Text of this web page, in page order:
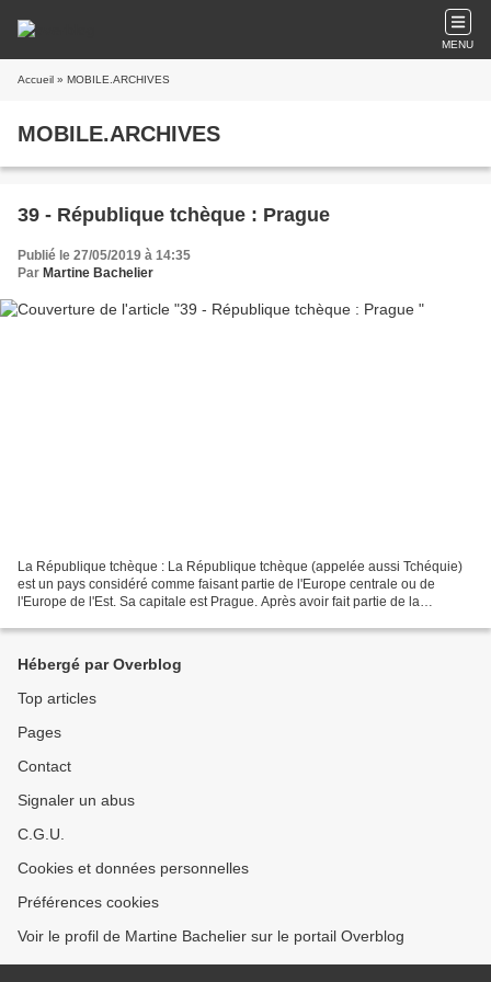
MENU
Accueil » MOBILE.ARCHIVES
MOBILE.ARCHIVES
39 - République tchèque : Prague
Publié le 27/05/2019 à 14:35
Par Martine Bachelier
La République tchèque : La République tchèque (appelée aussi Tchéquie)
est un pays considéré comme faisant partie de l'Europe centrale ou de
l'Europe de l'Est. Sa capitale est Prague. Après avoir fait partie de la
Hébergé par Overblog
Top articles
Pages
Contact
Signaler un abus
C.G.U.
Cookies et données personnelles
Préférences cookies
Voir le profil de Martine Bachelier sur le portail Overblog